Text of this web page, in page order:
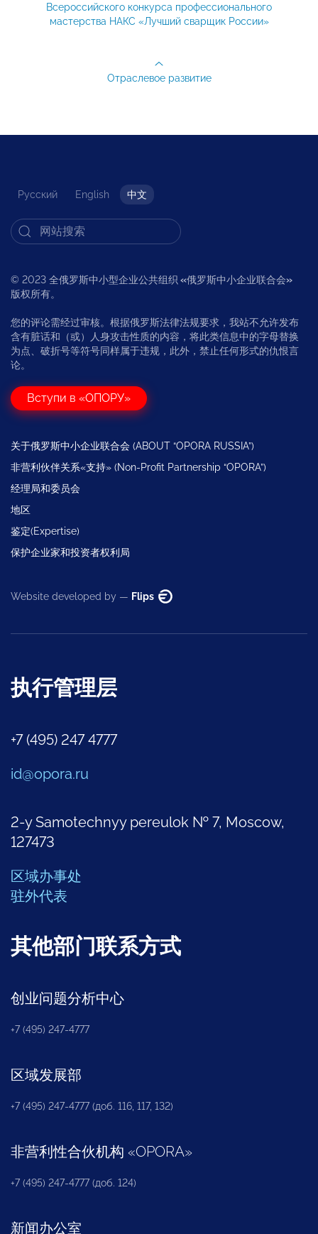
Всероссийского конкурса профессионального
мастерства НАКС «Лучший сварщик России»
Отраслевое развитие
Русский English 中文
© 2023 全俄罗斯中小型企业公共组织 «俄罗斯中小企业联合会»
版权所有。
您的评论需经过审核。根据俄罗斯法律法规要求，我站不允许发布
含有脏话和（或）人身攻击性质的内容，将此类信息中的字母替换
为点、破折号等符号同样属于违规，此外，禁止任何形式的仇恨言
论。
Вступи в «ОПОРУ»
关于俄罗斯中小企业联合会 (ABOUT “OPORA RUSSIA”)
非营利伙伴关系«支持» (Non-Profit Partnership “OPORA”)
经理局和委员会
地区
鉴定(Expertise)
保护企业家和投资者权利局
Website developed by — Flips
执行管理层
+7 (495) 247 4777
id@opora.ru
2-y Samotechnyy pereulok № 7, Moscow,
127473
区域办事处
驻外代表
其他部门联系方式
创业问题分析中心
+7 (495) 247-4777
区域发展部
+7 (495) 247-4777 (доб. 116, 117, 132)
非营利性合伙机构 «OPORA»
+7 (495) 247-4777 (доб. 124)
新闻办公室